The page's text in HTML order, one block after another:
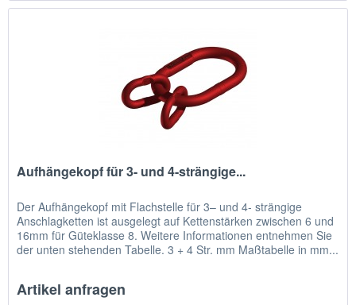
Aufhängekopf für 3- und 4-strängige...
Der Aufhängekopf mit Flachstelle für 3– und 4- strängige
Anschlagketten ist ausgelegt auf Kettenstärken zwischen 6 und
16mm für Güteklasse 8. Weitere Informationen entnehmen Sie
der unten stehenden Tabelle. 3 + 4 Str. mm Maßtabelle in mm...
Artikel anfragen